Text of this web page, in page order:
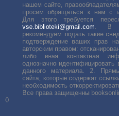
нашем сайте,
просим обращаться к нам с
Для этого требуется
vse.biblioteki@gmail.com . В
рекомендуем подать такие
подтверждение ваших прав
авторским правом:
либо иная контактная
однозначно идентифицировать
данного материала. 2.
сайта, которые содержат
необходимость
Все права защищенны
0